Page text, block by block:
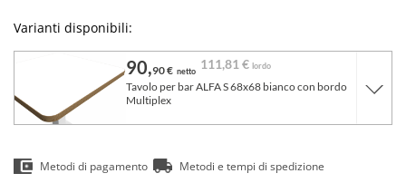
Varianti disponibili:
90,90 € netto 111,81 € lordo
Tavolo per bar ALFA S 68x68 bianco con bordo
Multiplex
Metodi di pagamento Metodi e tempi di spedizione